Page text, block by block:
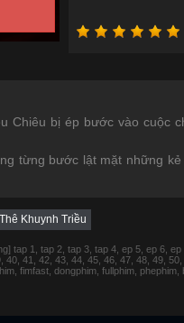
Chiêu bị ép bước vào cuộc
từng bước lật mặt những
Khuynh Triều
tap 1, tap 2, tap 3, tap 4, ep 5, ep 6,
41, 42, 43, 44, 45, 46, 47, 48, 49,
fimfast, dongphim, fullphim, phephim,